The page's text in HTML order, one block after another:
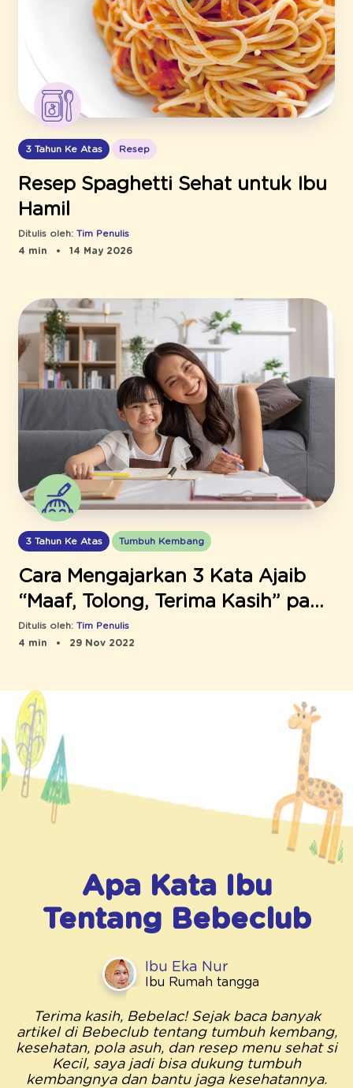
3 Tahun Ke Atas Resep
Resep Spaghetti Sehat untuk Ibu
Hamil
Ditulis oleh: Tim Penulis
4 min
14 May 2026
3 Tahun Ke Atas Tumbuh Kembang
Cara Mengajarkan 3 Kata Ajaib
“Maaf, Tolong, Terima Kasih” pada
Anak
Ditulis oleh: Tim Penulis
4 min
29 Nov 2022
Apa Kata Ibu
Tentang Bebeclub
Ibu Eka Nur
Ibu Rumah tangga
Terima kasih, Bebelac! Sejak baca banyak
artikel di Bebeclub tentang tumbuh kembang,
kesehatan, pola asuh, dan resep menu sehat si
Kecil, saya jadi bisa dukung tumbuh
kembangnya dan bantu jaga kesehatannya.